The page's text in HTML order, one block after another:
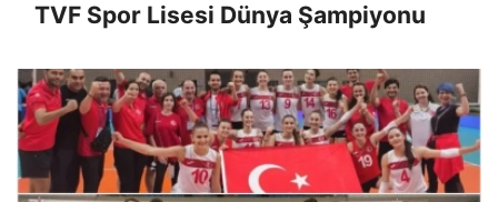
TVF Spor Lisesi Dünya Şampiyonu